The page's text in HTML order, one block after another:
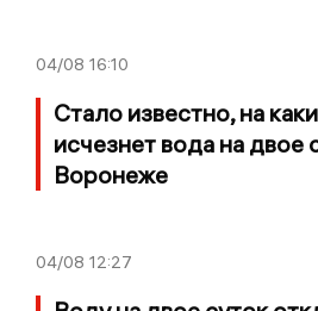
04/08 16:10
Стало известно, на
исчезнет вода на двое
Воронеже
04/08 12:27